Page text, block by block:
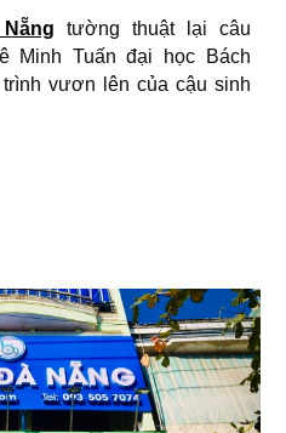
tường thuật lại câu
Minh Tuấn đại học Bách
vươn lên của cậu sinh